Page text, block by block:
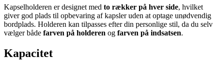
Kapselholderen er designet med to rækker på hver side, hvilket
giver god plads til opbevaring af kapsler uden at optage unødvendig
bordplads. Holderen kan tilpasses efter din personlige stil, da du selv
vælger både farven på holderen og farven på indsatsen.
Kapacitet